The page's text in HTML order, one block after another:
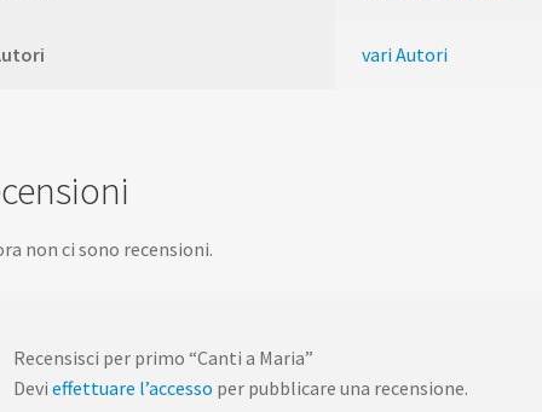
vari Autori
non ci sono recensioni.
Recensisci per primo “Canti a Maria”
Devieffettuare l’accesso per pubblicare una recensione.